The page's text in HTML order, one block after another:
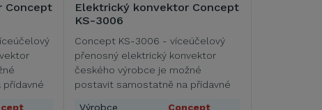
Concept
Elektrický konvektor Concept
KS-3006
Concept KS-3006 - víceúčelový
přenosný elektrický konvektor
českého výrobce je možné
postavit samostatně na přídavné
Výrobce
Concept